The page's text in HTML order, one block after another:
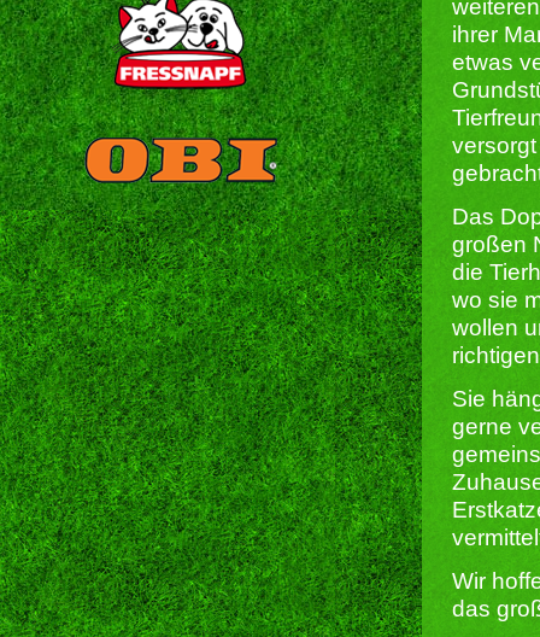
ihrer
etwas
Das
großen
die
wo sie
wollen
Sie
gerne
Wir
das